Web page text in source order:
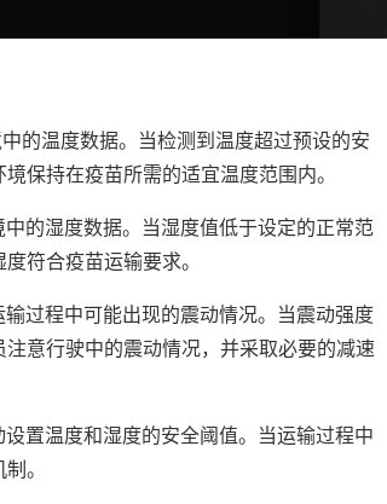
的温度数据。当检测到温度超过预设的安
保持在疫苗所需的适宜温度范围内。
的湿度数据。当湿度值低于设定的正常范
符合疫苗运输要求。
过程中可能出现的震动情况。当震动强度
意行驶中的震动情况，并采取必要的减速
置温度和湿度的安全阈值。当运输过程中
。